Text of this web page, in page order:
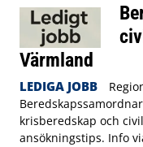
Värmland
LEDIGA JOBB
krisberedskap och
ansökningstips. Info